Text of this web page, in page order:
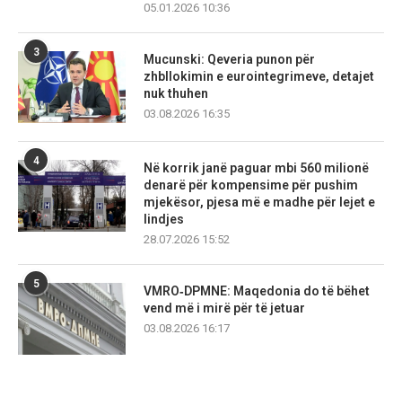
05.01.2026 10:36
3
Mucunski: Qeveria punon për
zhbllokimin e eurointegrimeve, detajet
nuk thuhen
03.08.2026 16:35
4
Në korrik janë paguar mbi 560 milionë
denarë për kompensime për pushim
mjekësor, pjesa më e madhe për lejet e
lindjes
28.07.2026 15:52
5
VMRO‑DPMNE: Maqedonia do të bëhet
vend më i mirë për të jetuar
03.08.2026 16:17